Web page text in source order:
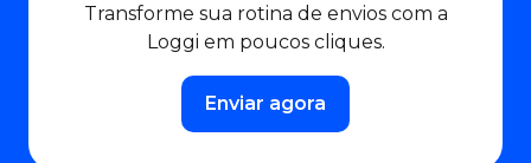
Transforme sua rotina de envios com a
Loggi em poucos cliques.
Enviar agora